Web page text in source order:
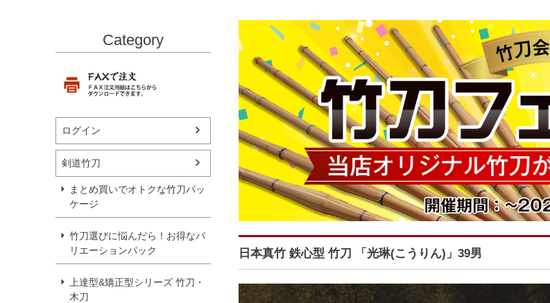
Category
ログイン
剣道竹刀
まとめ買いでオトクな竹刀パッ
ケージ
竹刀選びに悩んだら！お得なバ
リエーションパック
上達型&矯正型シリーズ 竹刀・
木刀
日本真竹 鉄心型 竹刀 「光琳(こうりん)」39男